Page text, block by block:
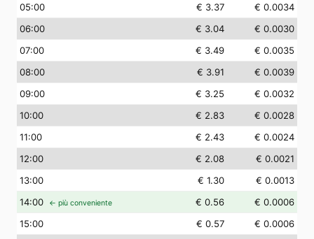
05:00 € 3.37
€ 0.0034
06:00 € 3.04
€ 0.0030
07:00 € 3.49
€ 0.0035
08:00 € 3.91
€ 0.0039
09:00 € 3.25
€ 0.0032
10:00 € 2.83
€ 0.0028
11:00 € 2.43
€ 0.0024
12:00 € 2.08
€ 0.0021
13:00 € 1.30
€ 0.0013
14:00 ← più conveniente € 0.56
€ 0.0006
15:00 € 0.57
€ 0.0006